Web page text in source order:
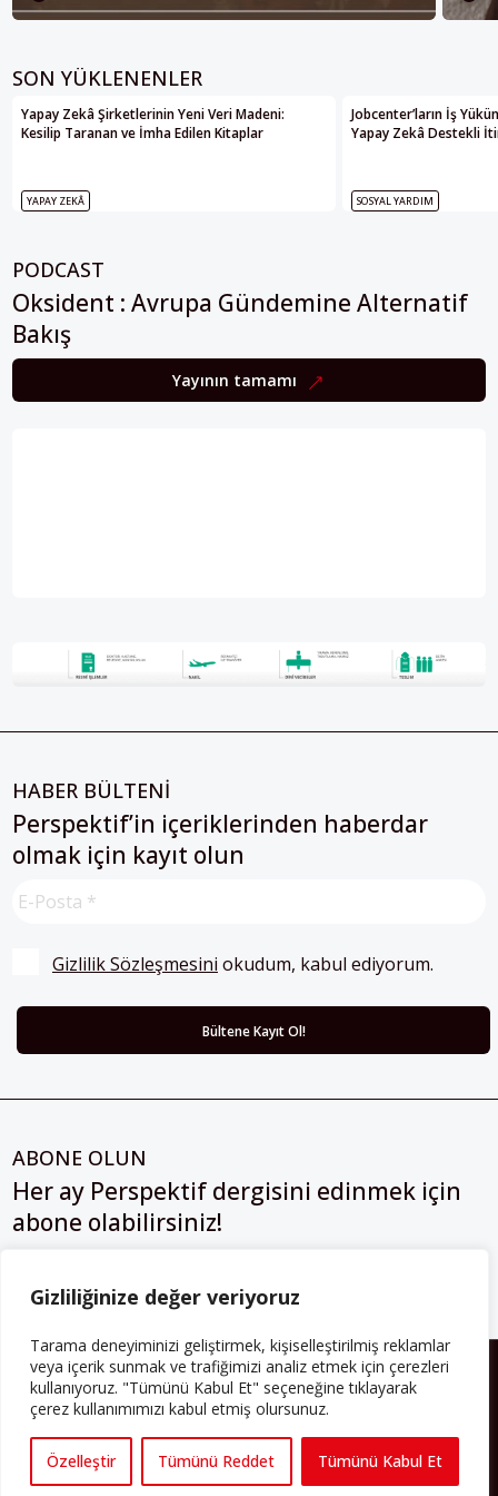
Gizliliğinize değer veriyoruz
Tarama deneyiminizi geliştirmek, kişiselleştirilmiş reklamlar
veya içerik sunmak ve trafiğimizi analiz etmek için çerezleri
kullanıyoruz. "Tümünü Kabul Et" seçeneğine tıklayarak
çerez kullanımımızı kabul etmiş olursunuz.
Özelleştir Tümünü Reddet Tümünü Kabul Et
SON YÜKLENENLER
Yapay Zekâ Şirketlerinin Yeni Veri Madeni:
Kesilip Taranan ve İmha Edilen Kitaplar
YAPAY ZEKÂ
Jobcenter’ların İş
Yapay Zekâ Destekli
SOSYAL YARDIM
PODCAST
Oksident : Avrupa Gündemine Alternatif
Bakış
Yayının tamamı
HABER BÜLTENİ
Perspektif’in içeriklerinden haberdar
olmak için kayıt olun
Gizlilik Sözleşmesini okudum, kabul ediyorum.
ABONE OLUN
Her ay Perspektif dergisini edinmek için
abone olabilirsiniz!
HAKKIMIZDA
Avrupa’ya işçi göçü yarım asrı ardında bırakırken Müslümanlar da
bulundukları ülkelerde kalıcı hâle geldiler. Bu durum “vatan”,
“aidiyet”, “İslam” ve “Avrupa” gibi birçok kavramın çift taraflı olarak
sorgulanmasına neden oldu. Avrupa’da yerleşik bir Müslüman